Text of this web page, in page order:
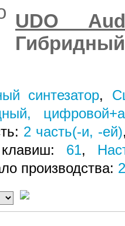
UDO
синтезатор,
2 часть(-и, -ей)
61,
производства: